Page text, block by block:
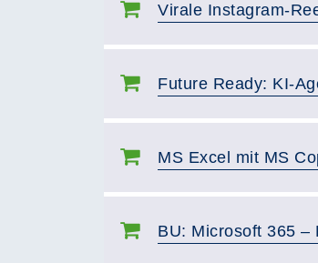
Virale Instagram-
Future Ready: KI-
MS Excel mit MS
BU: Microsoft 365 –